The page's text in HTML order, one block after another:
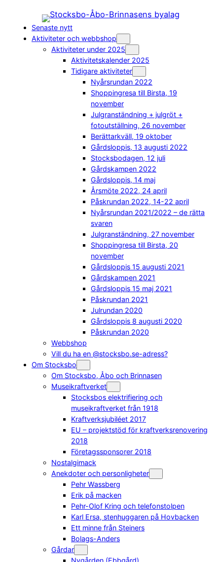
innehåll
Senaste nytt
Aktiviteter och webbshop
Aktiviteter under 2025
Aktivitetskalender 2025
Tidigare aktiviteter
Nyårsrundan 2022
Shoppingresa till Birsta, 19
november
Julgranständning + julgröt +
fotoutställning, 26 november
Berättarkväll, 19 oktober
Gårdsloppis, 13 augusti 2022
Stocksbodagen, 12 juli
Gårdskampen 2022
Gårdsloppis, 14 maj
Årsmöte 2022, 24 april
Påskrundan 2022, 14-22 april
Nyårsrundan 2021/2022 – de rätta
svaren
Julgranständning, 27 november
Shoppingresa till Birsta, 20
november
Gårdsloppis 15 augusti 2021
Gårdskampen 2021
Gårdsloppis 15 maj 2021
Påskrundan 2021
Julrundan 2020
Gårdsloppis 8 augusti 2020
Påskrundan 2020
Webbshop
Vill du ha en @stocksbo.se-adress?
Om Stocksbo
Om Stocksbo, Åbo och Brinnasen
Museikraftverket
Stocksbos elektrifiering och
museikraftverket från 1918
Kraftverksjubiléet 2017
EU – projektstöd för kraftverksrenovering
2018
Företagssponsorer 2018
Nostalgimack
Anekdoter och personligheter
Pehr Wassberg
Erik på macken
Pehr-Olof Kring och telefonstolpen
Karl Ersa, stenhuggaren på Hovbacken
Ett minne från Steiners
Bolags-Anders
Gårdar
Nygården (Ebbgård)